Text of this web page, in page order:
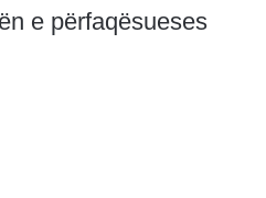
e përfaqësueses